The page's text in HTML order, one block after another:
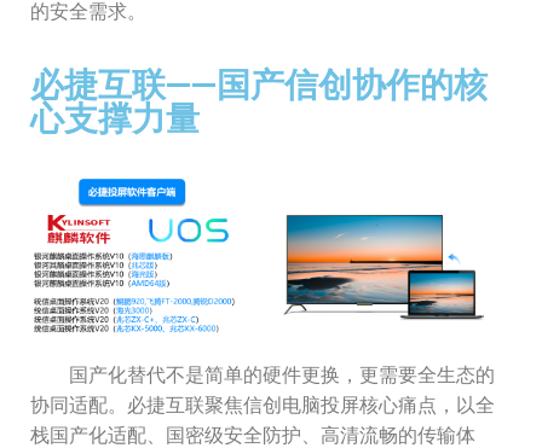
的安全需求。
必捷互联——国产信创协作的核
心支撑力量
国产化替代不是简单的硬件更换，更需要全生态的
协同适配。必捷互联聚焦信创电脑投屏核心痛点，以全
栈国产化适配、国密级安全防护、高清流畅的传输体